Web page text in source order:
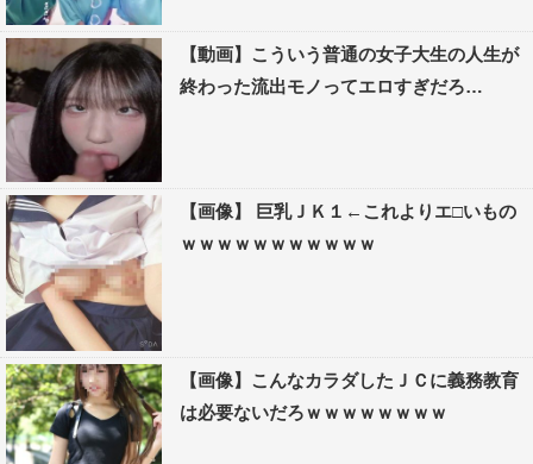
【動画】こういう普通の女子大生の人生が
終わった流出モノってエロすぎだろ…
【画像】 巨乳ＪＫ１←これよりエ□いもの
ｗｗｗｗｗｗｗｗｗｗｗ
【画像】こんなカラダしたＪＣに義務教育
は必要ないだろｗｗｗｗｗｗｗｗ